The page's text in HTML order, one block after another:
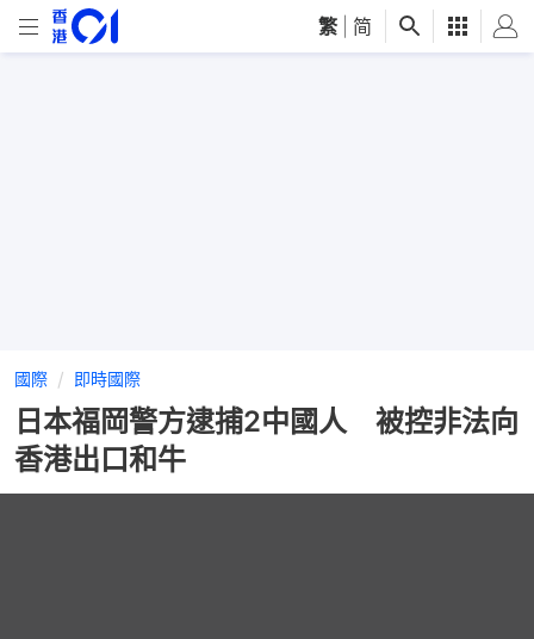
繁 简
國際 即時國際
日本福岡警方逮捕2中國人 被控非法向
香港出口和牛